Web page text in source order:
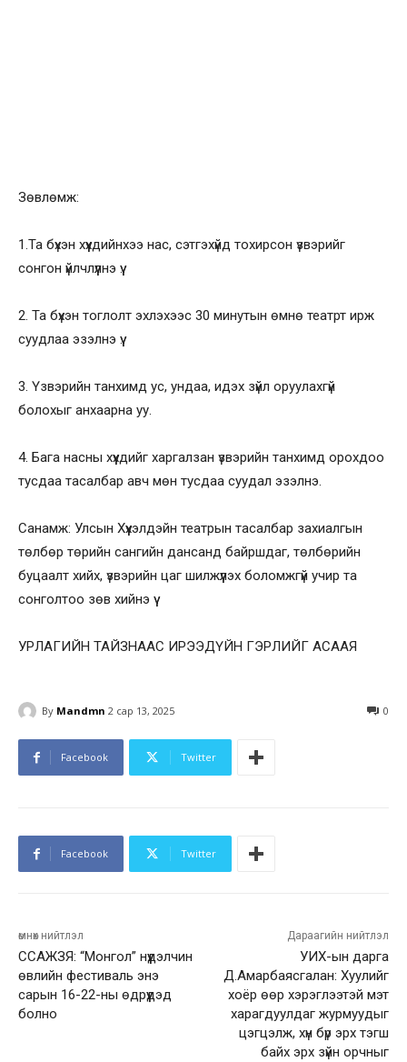
Зөвлөмж:
1.Та бүхэн хүүхдийнхээ нас, сэтгэхүйд тохирсон үзвэрийг
сонгон үйлчлүүлнэ үү.
2. Та бүхэн тоглолт эхлэхээс 30 минутын өмнө театрт ирж
суудлаа эзэлнэ үү.
3. Үзвэрийн танхимд ус, ундаа, идэх зүйл оруулахгүй
болохыг анхаарна уу.
4. Бага насны хүүхдийг харгалзан үзвэрийн танхимд орохдоо
тусдаа тасалбар авч мөн тусдаа суудал эзэлнэ.
Санамж: Улсын Хүүхэлдэйн театрын тасалбар захиалгын
төлбөр төрийн сангийн дансанд байршдаг, төлбөрийн
буцаалт хийх, үзвэрийн цаг шилжүүлэх боломжгүй учир та
сонголтоо зөв хийнэ үү
УРЛАГИЙН ТАЙЗНААС ИРЭЭДҮЙН ГЭРЛИЙГ АСААЯ
By Mandmn 2 сар 13, 2025 0
Facebook Twitter
Facebook Twitter
өмнөх нийтлэл
ССАЖЗЯ: “Монгол” нүүдэлчин
өвлийн фестиваль энэ
сарын 16-22-ны өдрүүдэд
болно
Дараагийн нийтлэл
УИХ-ын дарга
Д.Амарбаясгалан: Хуулийг
хоёр өөр хэрэглээтэй мэт
харагдуулдаг журмуудыг
цэгцэлж, хүн бүр эрх тэгш
байх эрх зүйн орчныг